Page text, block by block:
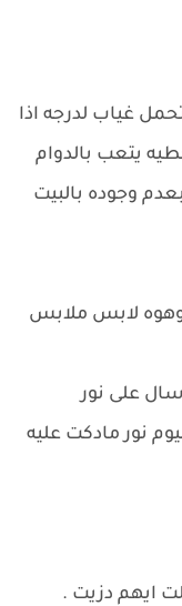
غياب لدرجه اذا
يتعب بالدوام
وجوده بالبيت
وهوه لابس ملابس
على نور
نور مادكت عليه
ايهم دزيت .